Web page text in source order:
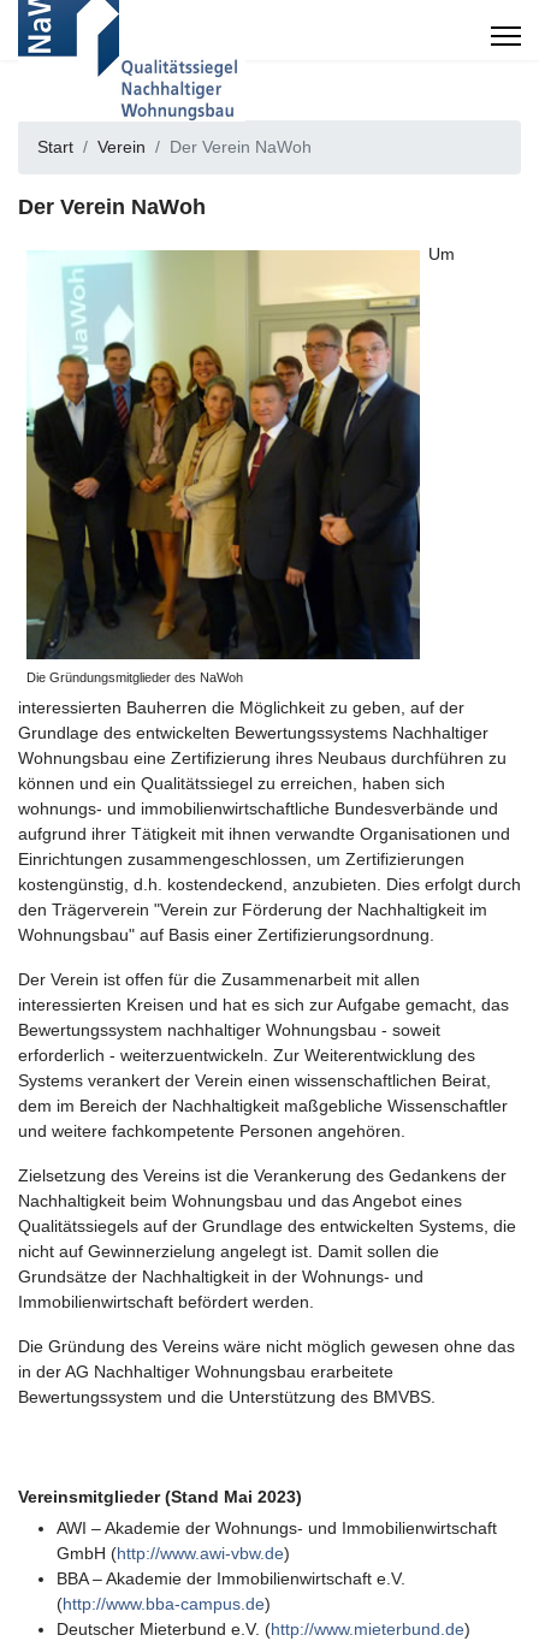
Start Verein Der Verein NaWoh
Der Verein NaWoh
Die Gründungsmitglieder des NaWoh
Um
interessierten Bauherren die Möglichkeit zu geben, auf der
Grundlage des entwickelten Bewertungssystems Nachhaltiger
Wohnungsbau eine Zertifizierung ihres Neubaus durchführen zu
können und ein Qualitätssiegel zu erreichen, haben sich
wohnungs- und immobilienwirtschaftliche Bundesverbände und
aufgrund ihrer Tätigkeit mit ihnen verwandte Organisationen und
Einrichtungen zusammengeschlossen, um Zertifizierungen
kostengünstig, d.h. kostendeckend, anzubieten. Dies erfolgt durch
den Trägerverein "Verein zur Förderung der Nachhaltigkeit im
Wohnungsbau" auf Basis einer Zertifizierungsordnung.
Der Verein ist offen für die Zusammenarbeit mit allen
interessierten Kreisen und hat es sich zur Aufgabe gemacht, das
Bewertungssystem nachhaltiger Wohnungsbau - soweit
erforderlich - weiterzuentwickeln. Zur Weiterentwicklung des
Systems verankert der Verein einen wissenschaftlichen Beirat,
dem im Bereich der Nachhaltigkeit maßgebliche Wissenschaftler
und weitere fachkompetente Personen angehören.
Zielsetzung des Vereins ist die Verankerung des Gedankens der
Nachhaltigkeit beim Wohnungsbau und das Angebot eines
Qualitätssiegels auf der Grundlage des entwickelten Systems, die
nicht auf Gewinnerzielung angelegt ist. Damit sollen die
Grundsätze der Nachhaltigkeit in der Wohnungs- und
Immobilienwirtschaft befördert werden.
Die Gründung des Vereins wäre nicht möglich gewesen ohne das
in der AG Nachhaltiger Wohnungsbau erarbeitete
Bewertungssystem und die Unterstützung des BMVBS.
Vereinsmitglieder (Stand Mai 2023)
AWI – Akademie der Wohnungs- und Immobilienwirtschaft
GmbH (http://www.awi-vbw.de)
BBA – Akademie der Immobilienwirtschaft e.V.
(http://www.bba-campus.de)
Deutscher Mieterbund e.V. (http://www.mieterbund.de)